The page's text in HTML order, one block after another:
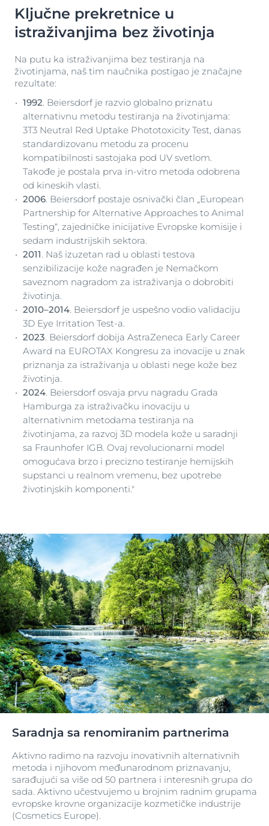
Ključne prekretnice u
istraživanjima bez životinja
Na putu ka istraživanjima bez testiranja na
životinjama, naš tim naučnika postigao je značajne
rezultate:
1992. Beiersdorf je razvio globalno priznatu
alternativnu metodu testiranja na životinjama:
3T3 Neutral Red Uptake Phototoxicity Test, danas
standardizovanu metodu za procenu
kompatibilnosti sastojaka pod UV svetlom.
Takođe je postala prva in-vitro metoda odobrena
od kineskih vlasti.
2006. Beiersdorf postaje osnivački član „European
Partnership for Alternative Approaches to Animal
Testing“, zajedničke inicijative Evropske komisije i
sedam industrijskih sektora.
2011. Naš izuzetan rad u oblasti testova
senzibilizacije kože nagrađen je Nemačkom
saveznom nagradom za istraživanja o dobrobiti
životinja.
2010–2014. Beiersdorf je uspešno vodio validaciju
3D Eye Irritation Test-a.
2023. Beiersdorf dobija AstraZeneca Early Career
Award na EUROTAX Kongresu za inovacije u znak
priznanja za istraživanja u oblasti nege kože bez
životinja.
2024. Beiersdorf osvaja prvu nagradu Grada
Hamburga za istraživačku inovaciju u
alternativnim metodama testiranja na
životinjama, za razvoj 3D modela kože u saradnji
sa Fraunhofer IGB. Ovaj revolucionarni model
omogućava brzo i precizno testiranje hemijskih
supstanci u realnom vremenu, bez upotrebe
životinjskih komponenti."
Saradnja sa renomiranim partnerima
Aktivno radimo na razvoju inovativnih alternativnih
metoda i njihovom međunarodnom priznavanju,
sarađujući sa više od 50 partnera i interesnih grupa do
sada. Aktivno učestvujemo u brojnim radnim grupama
evropske krovne organizacije kozmetičke industrije
(Cosmetics Europe).